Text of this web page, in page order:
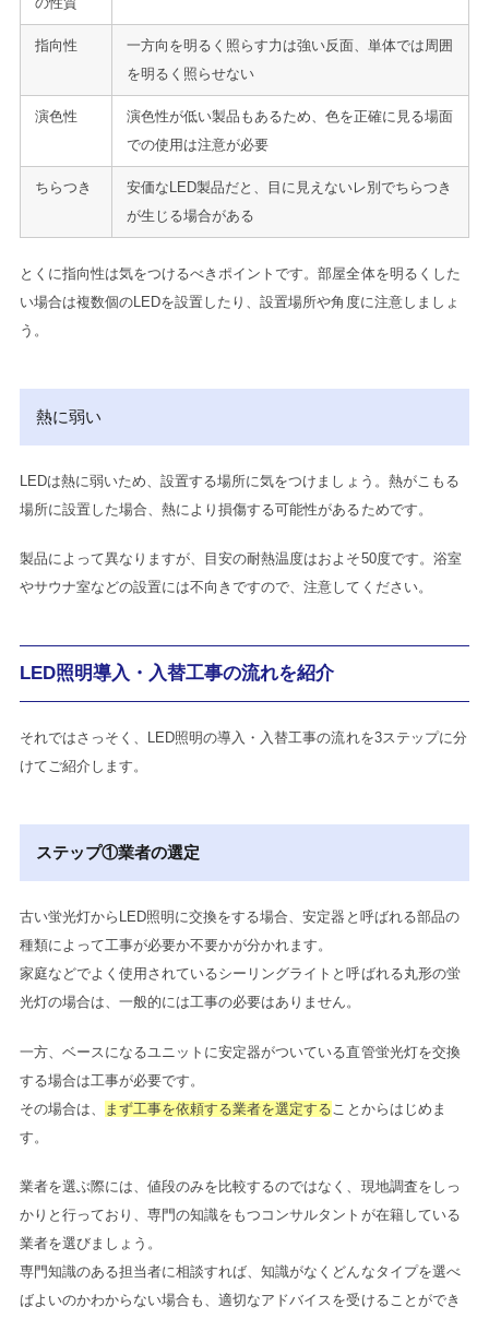
指向性
一方向を明るく照らす力は強い反面、単体では周囲
を明るく照らせない
演色性
演色性が低い製品もあるため、色を正確に見る場面
での使用は注意が必要
ちらつき
安価なLED製品だと、目に見えないレ別でちらつき
が生じる場合がある
とくに指向性は気をつけるべきポイントです。部屋全体を明るくした
い場合は複数個のLEDを設置したり、設置場所や角度に注意しましょ
う。
熱に弱い
LEDは熱に弱いため、設置する場所に気をつけましょう。熱がこもる
場所に設置した場合、熱により損傷する可能性があるためです。
製品によって異なりますが、目安の耐熱温度はおよそ50度です。浴室
やサウナ室などの設置には不向きですので、注意してください。
LED照明導入・入替工事の流れを紹介
それではさっそく、LED照明の導入・入替工事の流れを3ステップに分
けてご紹介します。
ステップ①業者の選定
古い蛍光灯からLED照明に交換をする場合、安定器と呼ばれる部品の
種類によって工事が必要か不要かが分かれます。
家庭などでよく使用されているシーリングライトと呼ばれる丸形の蛍
光灯の場合は、一般的には工事の必要はありません。
一方、ベースになるユニットに安定器がついている直管蛍光灯を交換
する場合は工事が必要です。
その場合は、
まず工事を依頼する業者を選定する ことからはじめま
す。
業者を選ぶ際には、値段のみを比較するのではなく、現地調査をしっ
かりと行っており、専門の知識をもつコンサルタントが在籍している
業者を選びましょう。
専門知識のある担当者に相談すれば、知識がなくどんなタイプを選べ
ばよいのかわからない場合も、適切なアドバイスを受けることができ